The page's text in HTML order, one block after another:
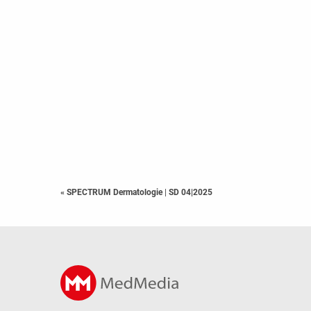
« SPECTRUM Dermatologie | SD 04|2025